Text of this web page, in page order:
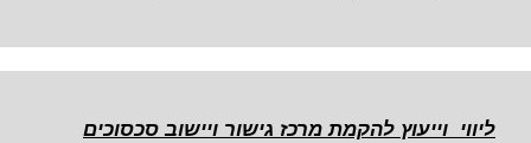
ליווי וייעוץ להקמת מרכז גישור ויישוב סכסוכים